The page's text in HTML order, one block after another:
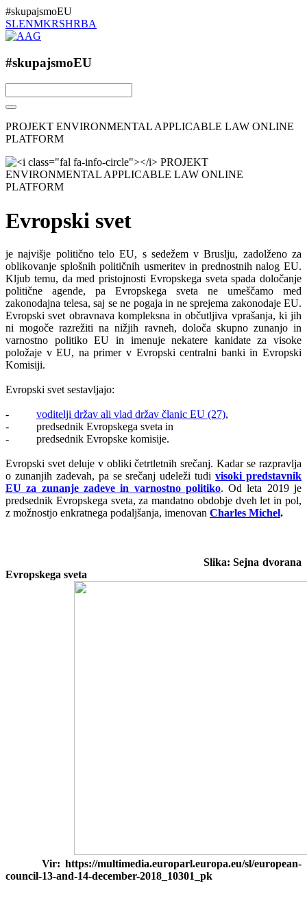
#skupajsmoEU
SLENMKRSHRBA
#skupajsmoEU
PROJEKT ENVIRONMENTAL APPLICABLE LAW ONLINE
PLATFORM
Evropski svet
je najvišje politično telo EU, s sedežem v Bruslju, zadolženo za
oblikovanje splošnih političnih usmeritev in prednostnih nalog EU.
Kljub temu, da med pristojnosti Evropskega sveta spada določanje
politične agende, pa Evropskega sveta ne umeščamo med
zakonodajna telesa, saj se ne pogaja in ne sprejema zakonodaje EU.
Evropski svet obravnava kompleksna in občutljiva vprašanja, ki jih
ni mogoče razrežiti na nižjih ravneh, določa skupno zunanjo in
varnostno politiko EU in imenuje nekatere kanidate za visoke
položaje v EU, na primer v Evropski centralni banki in Evropski
Komisiji.
Evropski svet sestavljajo:
- voditelji držav ali vlad držav članic EU (27),
- predsednik Evropskega sveta in
- predsednik Evropske komisije.
Evropski svet deluje v obliki četrtletnih srečanj. Kadar se razpravlja
o zunanjih zadevah, pa se srečanj udeleži tudivisoki predstavnik
EU za zunanje zadeve in varnostno politiko. Od leta 2019 je
predsednik Evropskega sveta, za mandatno obdobje dveh let in pol,
z možnostjo enkratnega podaljšanja, imenovan Charles Michel.
Slika: Sejna dvorana
Evropskega sveta
Vir: https://multimedia.europarl.europa.eu/sl/european-
council-13-and-14-december-2018_10301_pk